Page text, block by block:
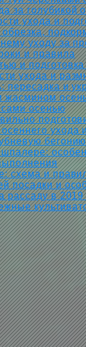
за голубикой
ухода и
уходу за
и правила
и
ухода и
пересадка и
жасмином
осенью
ухода
схема и
посадки и
рассаду в